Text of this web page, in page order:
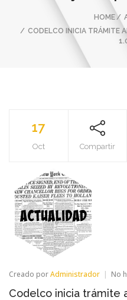
HOME
CODELCO INICIA TRÁMITE
17
Oct Compartir
Creado porAdministrador No
Codelco inicia trámite